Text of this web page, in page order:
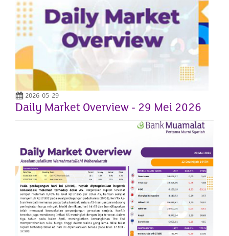
2026-05-29
Daily Market Overview - 29 Mei 2026